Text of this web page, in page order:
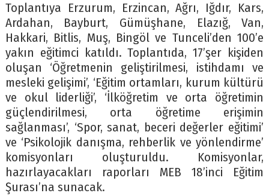
Toplantıya Erzurum, Erzincan, Ağrı, Iğdır, Kars,
Ardahan, Bayburt, Gümüşhane, Elazığ, Van,
Hakkari, Bitlis, Muş, Bingöl ve Tunceli’den 100’e
yakın eğitimci katıldı. Toplantıda, 17’şer kişiden
oluşan ‘Öğretmenin geliştirilmesi, istihdamı ve
mesleki gelişimi’, ‘Eğitim ortamları, kurum kültürü
ve okul liderliği’, ‘İlköğretim ve orta öğretimin
güçlendirilmesi, orta öğretime erişimin
sağlanması’, ‘Spor, sanat, beceri değerler eğitimi’
ve ‘Psikolojik danışma, rehberlik ve yönlendirme’
komisyonları oluşturuldu. Komisyonlar,
hazırlayacakları raporları MEB 18’inci Eğitim
Şurası’na sunacak.